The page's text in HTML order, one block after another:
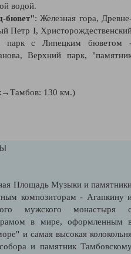
водой.
бювет": Железная гора,
Петр I,
парк с Липецким бюветом
Верхний парк,
130 км.)
Площадь Музыки и
композиторам - Агапкину
мужского монастыря
в мире, оформленным
и самая высокая
и памятник